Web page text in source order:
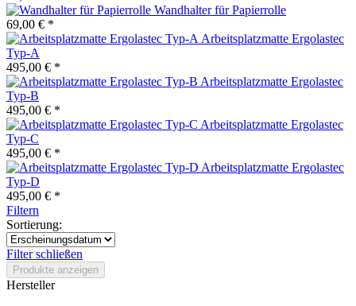
Wandhalter für Papierrolle
69,00 € *
Arbeitsplatzmatte Ergolastec
Typ-A
495,00 € *
Arbeitsplatzmatte Ergolastec
Typ-B
495,00 € *
Arbeitsplatzmatte Ergolastec
Typ-C
495,00 € *
Arbeitsplatzmatte Ergolastec
Typ-D
495,00 € *
Filtern
Sortierung:
Filter schließen
Produkte anzeigen
Hersteller